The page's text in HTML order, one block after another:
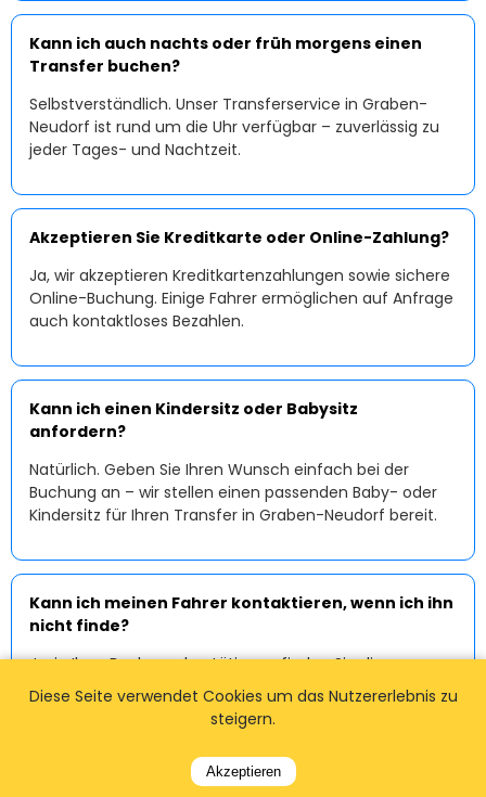
Kann ich auch nachts oder früh morgens einen
Transfer buchen?
Selbstverständlich. Unser Transferservice in Graben-
Neudorf ist rund um die Uhr verfügbar – zuverlässig zu
jeder Tages- und Nachtzeit.
Akzeptieren Sie Kreditkarte oder Online-Zahlung?
Ja, wir akzeptieren Kreditkartenzahlungen sowie sichere
Online-Buchung. Einige Fahrer ermöglichen auf Anfrage
auch kontaktloses Bezahlen.
Kann ich einen Kindersitz oder Babysitz
anfordern?
Natürlich. Geben Sie Ihren Wunsch einfach bei der
Buchung an – wir stellen einen passenden Baby- oder
Kindersitz für Ihren Transfer in Graben-Neudorf bereit.
Kann ich meinen Fahrer kontaktieren, wenn ich ihn
nicht finde?
Ja, in Ihrer Buchungsbestätigung finden Sie die
Kontaktdaten Ihres Fahrers oder unseres Support-
Teams. Sollte es zu Unklarheiten am Treffpunkt
kommen, helfen wir Ihnen sofort weiter.
Diese Seite verwendet Cookies um das Nutzererlebnis zu
steigern.
Akzeptieren